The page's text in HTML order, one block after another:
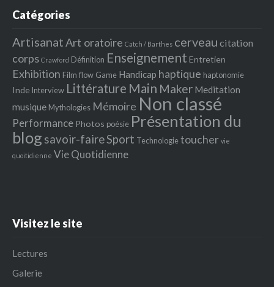
Catégories
ArtisanatArt oratoire Catch / Barthes cerveau citation
corps Crawford Définition Enseignement Entretien
Exhibition Film flow Game Handicap haptique haptonomie
Inde Interview Littérature Main Maker Meditation
musique Mythologies Mémoire Non classé
Performance Photos poésie Présentation du
blog savoir-faireSport Technologietoucher vie
quoitidienne Vie Quotidienne
Visitez le site
Lectures
Galerie